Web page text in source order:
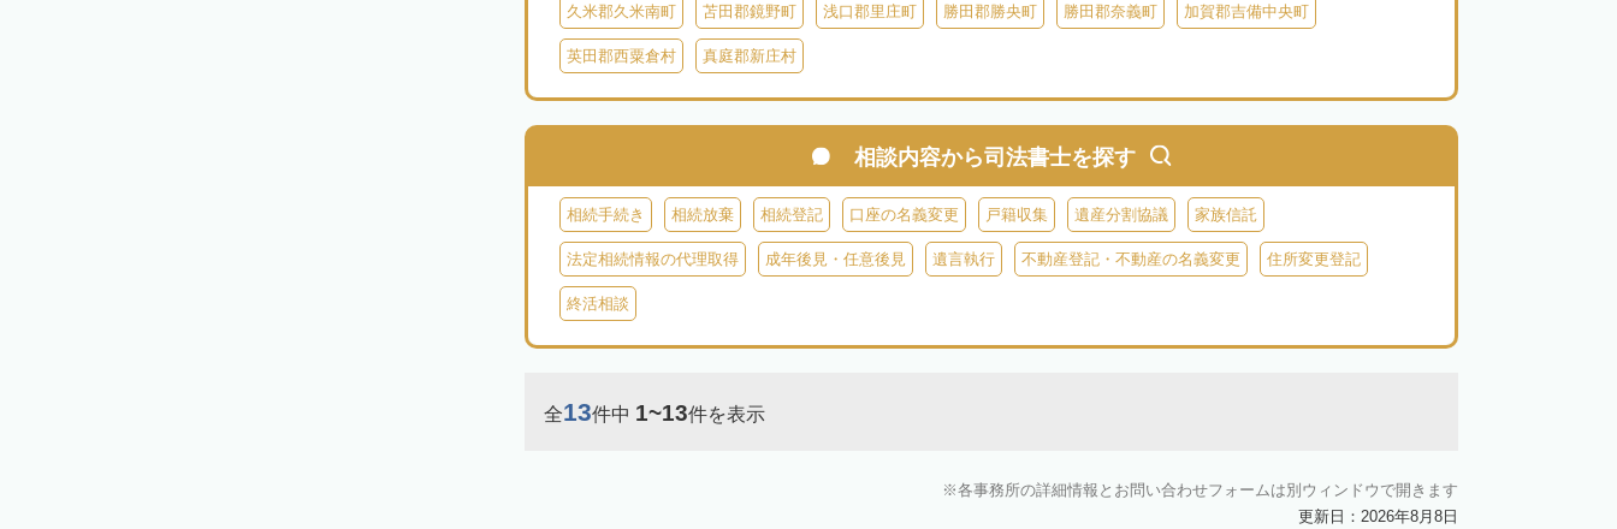
久米郡久米南町 苫田郡鏡野町 浅口郡里庄町 勝田郡勝央町 勝田郡奈義町 加賀郡吉備中央町
英田郡西粟倉村 真庭郡新庄村
相談内容から司法書士を探す
相続手続き 相続放棄 相続登記 口座の名義変更 戸籍収集 遺産分割協議 家族信託
法定相続情報の代理取得 成年後見・任意後見 遺言執行 不動産登記・不動産の名義変更 住所変更登記
終活相談
全13件中 1~13件を表示
各事務所の詳細情報とお問い合わせフォームは別ウィンドウで開きます
更新日：2026年8月8日